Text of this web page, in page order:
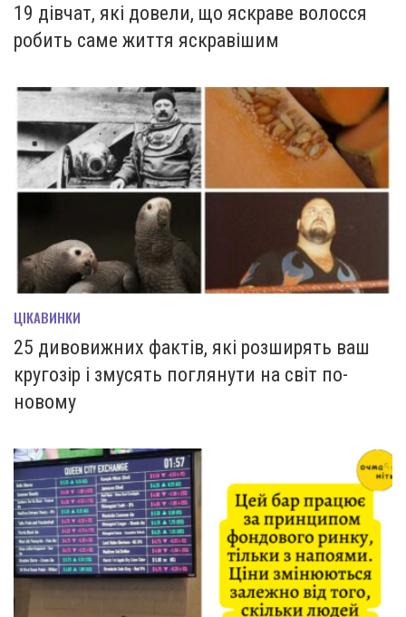
19 дівчат, які довели, що яскраве волосся
робить саме життя яскравішим
ЦІКАВИНКИ
25 дивовижних фактів, які розширять ваш
кругозір і змусять поглянути на світ по-
новому